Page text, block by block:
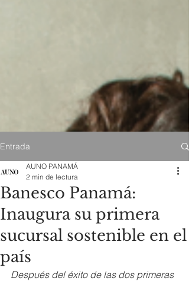
Entrada
Banesco Panamá:
Inaugura su primera
sucursal sostenible en el
país
AUNO PANAMÁ
2 min de lectura
Después del éxito de las dos primeras